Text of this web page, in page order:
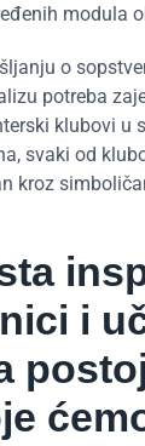
modula
o
potreba
klubovi u
svaki od
kroz
i